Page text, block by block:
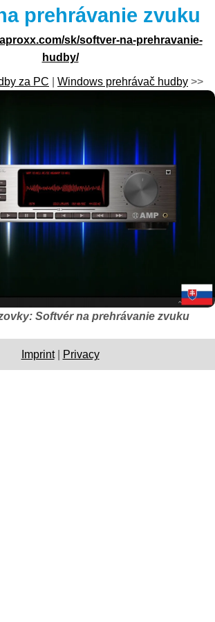
prehrávanie zvuku
sk/softver-na-prehravanie-
hudby/
za PC Windows prehrávač hudby >>
Softvér na prehrávanie zvuku
Imprint| Privacy